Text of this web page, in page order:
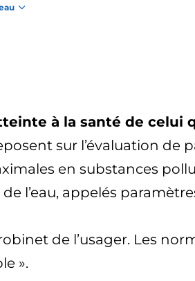
à la santé de celui
sur l’évaluation de
en substances
l’eau, appelés
de l’usager. Les
».